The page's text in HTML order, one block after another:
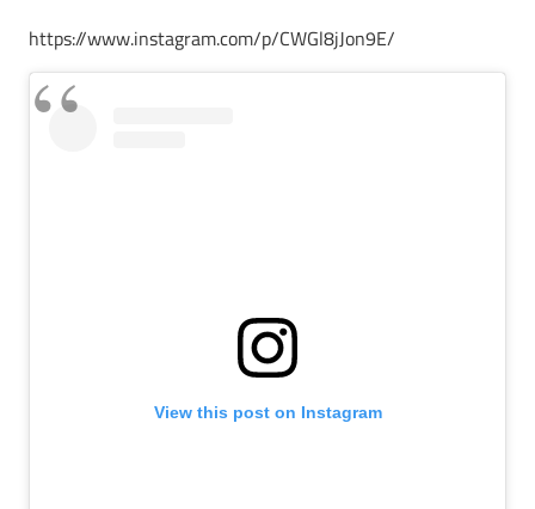
https://www.instagram.com/p/CWGl8jJon9E/
View this post on Instagram